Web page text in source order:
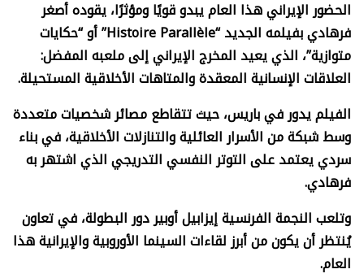
الحضور الإيراني هذا العام يبدو قويًا ومؤثرًا، يقوده أصغر
فرهادي بفيلمه الجديد “Histoire Parallèle” أو “حكايات
متوازية”، الذي يعيد المخرج الإيراني إلى ملعبه المفضل:
العلاقات الإنسانية المعقدة والمتاهات الأخلاقية المستحيلة.
الفيلم يدور في باريس، حيث تتقاطع مصائر شخصيات متعددة
وسط شبكة من الأسرار العائلية والتنازلات الأخلاقية، في بناء
سردي يعتمد على التوتر النفسي التدريجي الذي اشتهر به
فرهادي.
وتلعب النجمة الفرنسية إيزابيل أوبير دور البطولة، في تعاون
يُنتظر أن يكون من أبرز لقاءات السينما الأوروبية والإيرانية هذا
العام.